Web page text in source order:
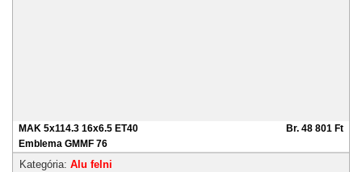
MAK 5x114.3 16x6.5 ET40
Emblema GMMF 76
Br. 48 801 Ft
Kategória: Alu felni